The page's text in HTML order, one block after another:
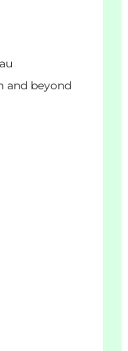
and beyond